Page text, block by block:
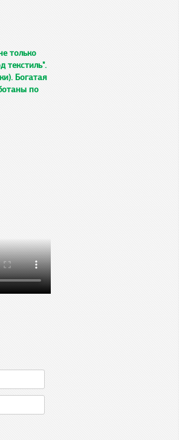
только
текстиль".
Богатая
по